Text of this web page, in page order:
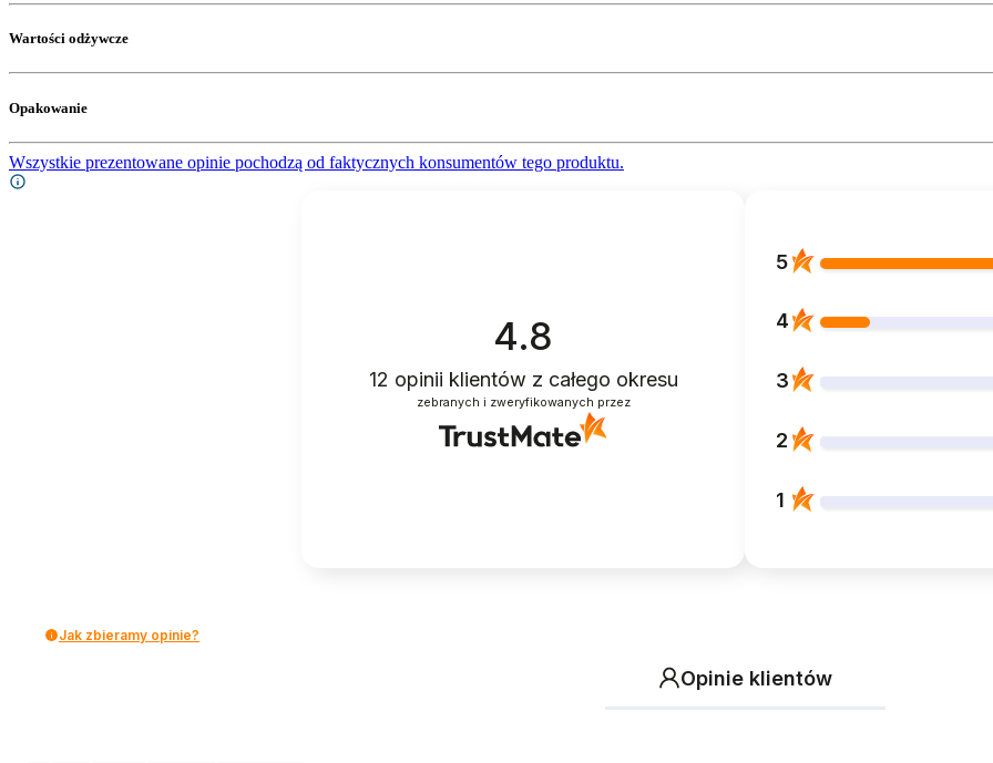
Wartości odżywcze
Opakowanie
Wszystkie prezentowane opinie pochodzą od faktycznych konsumentów tego produktu.
4.8
12 opinii klientów z całego okresu
zebranych i zweryfikowanych przez
5
4
3
2
1
Jak zbieramy opinie?
Opinie klientów